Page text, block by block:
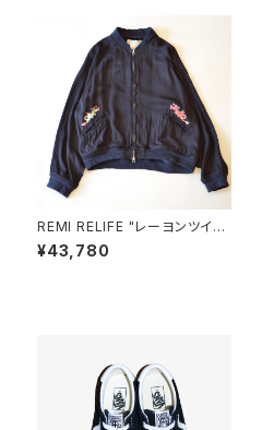
REMI RELIFE "レーヨンツイル
スカジャン(刺繍)"
¥43,780